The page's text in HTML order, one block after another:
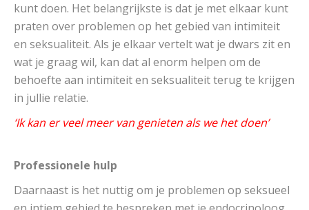
kunt doen. Het belangrijkste is dat je met elkaar kunt
praten over problemen op het gebied van intimiteit
en seksualiteit. Als je elkaar vertelt wat je dwars zit en
wat je graag wil, kan dat al enorm helpen om de
behoefte aan intimiteit en seksualiteit terug te krijgen
in jullie relatie.
‘Ik kan er veel meer van genieten als we het doen’
Professionele hulp
Daarnaast is het nuttig om je problemen op seksueel